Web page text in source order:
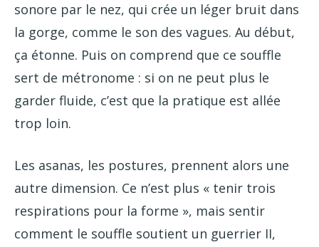
sonore par le nez, qui crée un léger bruit dans
la gorge, comme le son des vagues. Au début,
ça étonne. Puis on comprend que ce souffle
sert de métronome : si on ne peut plus le
garder fluide, c’est que la pratique est allée
trop loin.
Les asanas, les postures, prennent alors une
autre dimension. Ce n’est plus « tenir trois
respirations pour la forme », mais sentir
comment le souffle soutient un guerrier II,